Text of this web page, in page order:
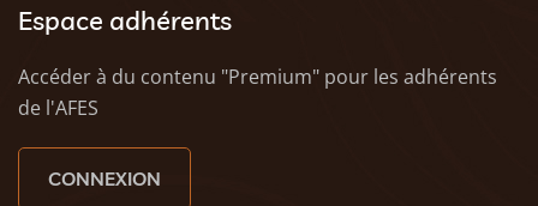
Espace adhérents
Accéder à du contenu "Premium" pour les adhérents
de l'AFES
CONNEXION